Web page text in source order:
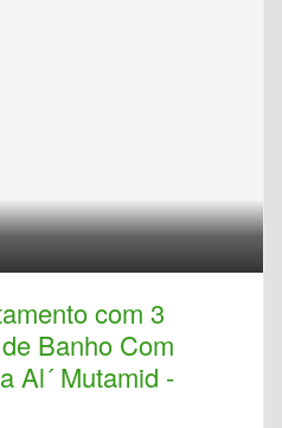
com 3
Banho Com
Al´ Mutamid -